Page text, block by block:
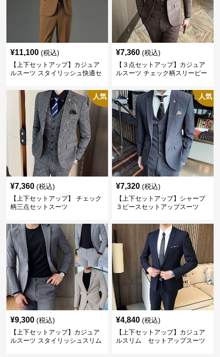
¥11,100 (税込)
【上下セットアップ】カジュア
ルスーツ スタイリッシュ快適セ
¥7,360 (税込)
【３点セットアップ】カジュア
ルスーツ チェック柄スリーピー
人気
¥7,360 (税込)
【上下セットアップ】 チェック
柄三点セットスーツ
人気
¥7,320 (税込)
【上下セットアップ】シャープ
３ピースセットアップスーツ
¥9,300 (税込)
【上下セットアップ】カジュア
ルスーツ スタイリッシュスリム
¥4,840 (税込)
【上下セットアップ】カジュア
ルスリム セットアップスーツ